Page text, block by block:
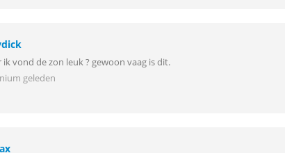
vond de zon leuk ? gewoon vaag is dit.
geleden